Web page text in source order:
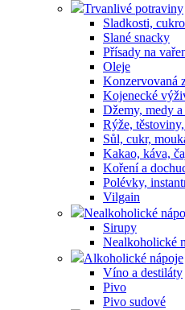
Trvanlivé potraviny
Sladkosti,
Slané snacky
Přísady na
Oleje
Konzervovaná
Kojenecké
Džemy, medy
Rýže,
Sůl, cukr,
Kakao, káva,
Koření a
Polévky,
Vilgain
Nealkoholické
Sirupy
Nealkoholické
Alkoholické nápoje
Víno a destiláty
Pivo
Pivo sudové